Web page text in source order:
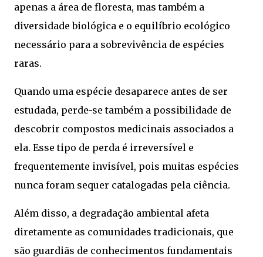
apenas a área de floresta, mas também a
diversidade biológica e o equilíbrio ecológico
necessário para a sobrevivência de espécies
raras.
Quando uma espécie desaparece antes de ser
estudada, perde-se também a possibilidade de
descobrir compostos medicinais associados a
ela. Esse tipo de perda é irreversível e
frequentemente invisível, pois muitas espécies
nunca foram sequer catalogadas pela ciência.
Além disso, a degradação ambiental afeta
diretamente as comunidades tradicionais, que
são guardiãs de conhecimentos fundamentais